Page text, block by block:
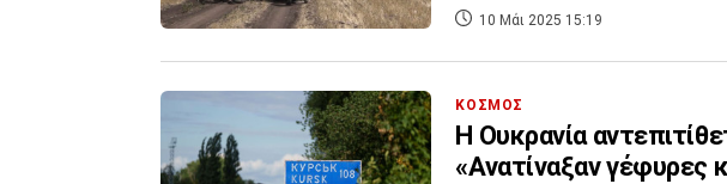
10 Μάι 2025 15:19
ΚΟΣΜΟΣ
Η Ουκρανία
«Ανατίναξαν γέφυρες